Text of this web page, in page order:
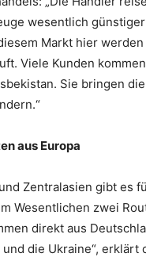
wesentlich
Markt hier
Viele Kunden
Sie bringen
aus Europa
Zentralasien gibt es
Wesentlichen zwei
direkt aus
die Ukraine“, erklärt